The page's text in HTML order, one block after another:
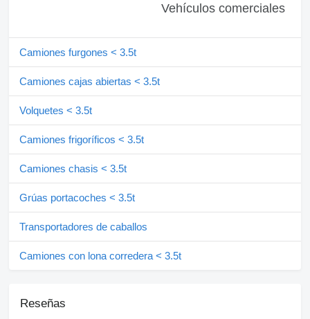
Vehículos comerciales
Camiones furgones < 3.5t
Camiones cajas abiertas < 3.5t
Volquetes < 3.5t
Camiones frigoríficos < 3.5t
Camiones chasis < 3.5t
Grúas portacoches < 3.5t
Transportadores de caballos
Camiones con lona corredera < 3.5t
Reseñas